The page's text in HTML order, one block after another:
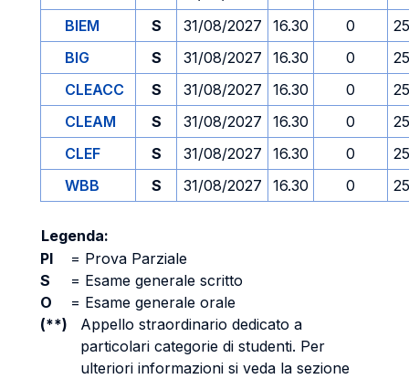
BIEM
S 31/08/2027 16.30 0
BIG
S 31/08/2027 16.30 0
CLEACC
S 31/08/2027 16.30 0
CLEAM
S 31/08/2027 16.30 0
CLEF
S 31/08/2027 16.30 0
WBB
S 31/08/2027 16.30 0
Legenda:
PI
= Prova Parziale
S
= Esame generale scritto
O
= Esame generale orale
(**)
Appello straordinario dedicato a
particolari categorie di studenti. Per
ulteriori informazioni si veda la sezione